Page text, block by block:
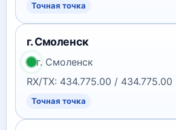
Точная точка
г. Смоленск
г. Смоленск
RX/TX: 434.775.00 / 434.775.00
Точная точка